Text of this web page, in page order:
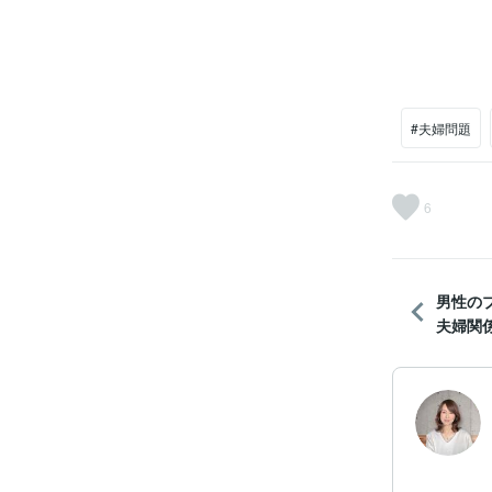
#夫婦問題
6
男性の
夫婦関